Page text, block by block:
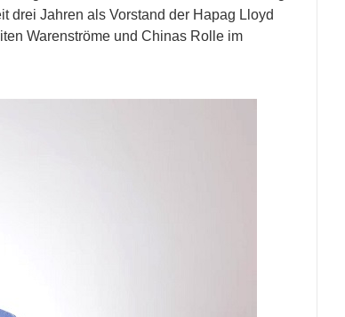
drei Jahren als Vorstand der Hapag Lloyd
Warenströme und Chinas Rolle im